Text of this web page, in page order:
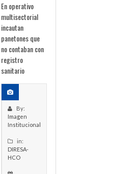
En operativo
multisectorial
incautan
panetones que
no contaban con
registro
sanitario
By:
Imagen
Institucional
in:
DIRESA-
HCO